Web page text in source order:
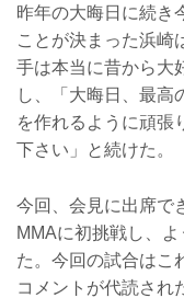
昨年の大晦日に続き
ことが決まった浜崎
手は本当に昔から大
し、「大晦日、最高
を作れるように頑張
下さい」と続けた。
今回、会見に出席で
MMAに初挑戦し、
た。今回の試合はこ
コメントが代読され